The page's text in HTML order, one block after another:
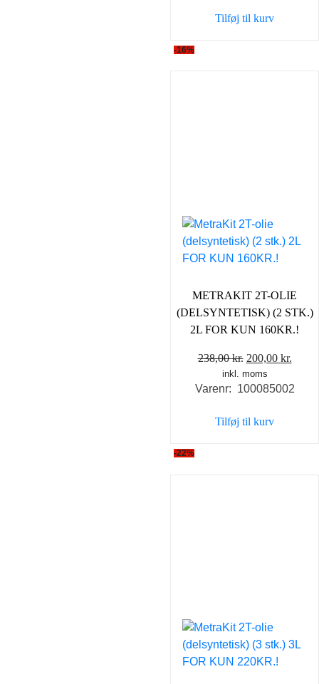
119,00 kr..
Tilføj til kurv
-16%
METRAKIT 2T-OLIE
(DELSYNTETISK) (2 STK.)
2L FOR KUN 160KR.!
238,00kr. Den
oprindelige
pris
238,00 kr..
200,00 kr.Den
pris
inkl. moms
Varenr: 100085002
Tilføj til kurv
-22%